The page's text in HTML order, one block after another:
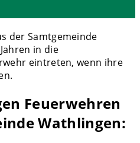
der Samtgemeinde
in die
eintreten, wenn ihre
Feuerwehren
Wathlingen: